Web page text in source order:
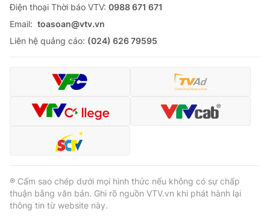
VTV9
Theo dõi báo trên
Ðiện thoại Thời báo VTV: 0988 671 671
Email: toasoan@vtv.vn
Liên hệ quảng cáo: (024) 626 79595
® Cấm sao chép dưới mọi hình thức nếu không có sự chấp
thuận bằng văn bản. Ghi rõ nguồn VTV.vn khi phát hành lại
thông tin từ website này.